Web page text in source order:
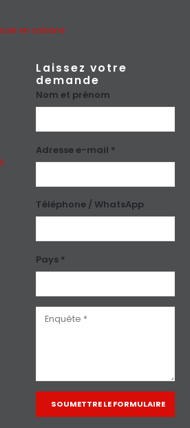
en carbone
Laissez votre
demande
Nom et prénom
Adresse e-mail *
Téléphone / WhatsApp
Pays *